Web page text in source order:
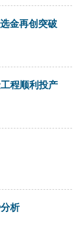
金再创突破
程顺利投产
析